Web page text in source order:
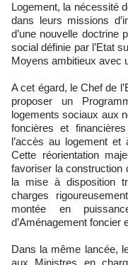
Logement, la nécessité
dans leurs missions
d’une nouvelle doctrine
social définie par l’Etat
Moyens ambitieux avec
A cet égard, le Chef de
proposer un
logements sociaux aux
foncières et
l’accès au logement et
Cette réorientation
favoriser la construction
la mise à disposition
charges
montée en
d’Aménagement foncier
Dans la même lancée,
aux Ministres en